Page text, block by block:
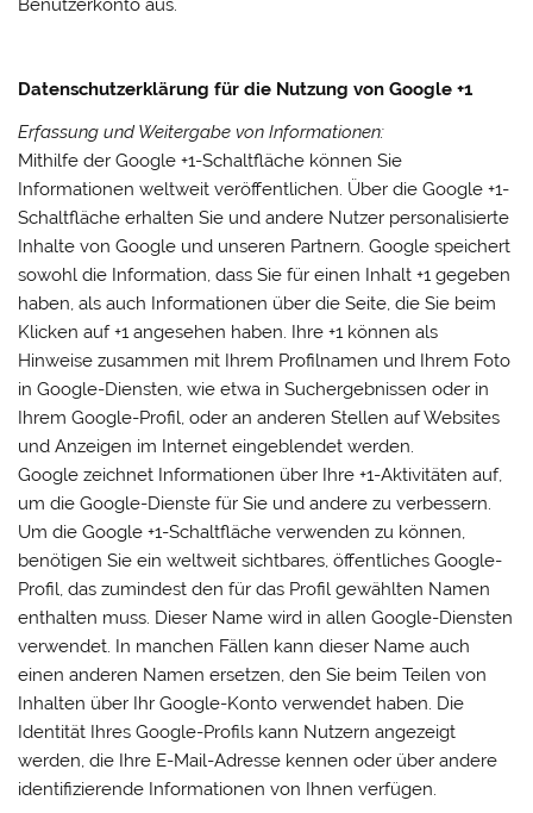
Benutzerkonto aus.
Datenschutzerklärung für die Nutzung von Google +1
Erfassung und Weitergabe von Informationen:
Mithilfe der Google +1-Schaltfläche können Sie
Informationen weltweit veröffentlichen. Über die Google +1-
Schaltfläche erhalten Sie und andere Nutzer personalisierte
Inhalte von Google und unseren Partnern. Google speichert
sowohl die Information, dass Sie für einen Inhalt +1 gegeben
haben, als auch Informationen über die Seite, die Sie beim
Klicken auf +1 angesehen haben. Ihre +1 können als
Hinweise zusammen mit Ihrem Profilnamen und Ihrem Foto
in Google-Diensten, wie etwa in Suchergebnissen oder in
Ihrem Google-Profil, oder an anderen Stellen auf Websites
und Anzeigen im Internet eingeblendet werden.
Google zeichnet Informationen über Ihre +1-Aktivitäten auf,
um die Google-Dienste für Sie und andere zu verbessern.
Um die Google +1-Schaltfläche verwenden zu können,
benötigen Sie ein weltweit sichtbares, öffentliches Google-
Profil, das zumindest den für das Profil gewählten Namen
enthalten muss. Dieser Name wird in allen Google-Diensten
verwendet. In manchen Fällen kann dieser Name auch
einen anderen Namen ersetzen, den Sie beim Teilen von
Inhalten über Ihr Google-Konto verwendet haben. Die
Identität Ihres Google-Profils kann Nutzern angezeigt
werden, die Ihre E-Mail-Adresse kennen oder über andere
identifizierende Informationen von Ihnen verfügen.